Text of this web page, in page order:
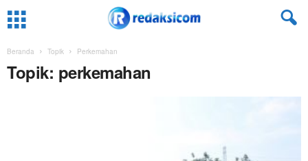
Beranda Topik Perkemahan
Topik: perkemahan